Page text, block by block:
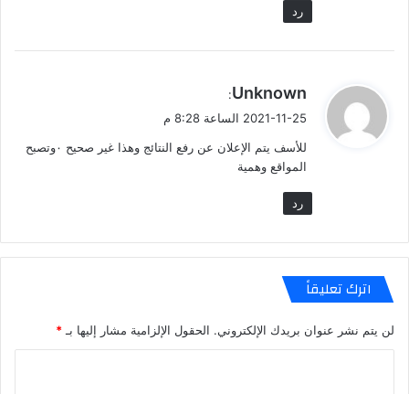
رد
ي
ل
Unknown
:
2021-11-25 الساعة 8:28 م
للأسف يتم الإعلان عن رفع النتائج وهذا غير صحيح ٠وتصبح
المواقع وهمية
رد
اترك تعليقاً
لن يتم نشر عنوان بريدك الإلكتروني. الحقول الإلزامية مشار إليها بـ *